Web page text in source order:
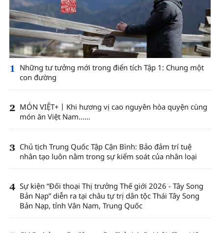
1
Những tư tưởng mới trong điển tích Tập 1: Chung một
con đường
2 MÓN VIỆT+丨Khi hương vị cao nguyên hòa quyện cùng
món ăn Việt Nam……
3 Chủ tịch Trung Quốc Tập Cận Bình: Bảo đảm trí tuệ
nhân tạo luôn nằm trong sự kiểm soát của nhân loại
4 Sự kiện “Đối thoại Thị trưởng Thế giới 2026 - Tây Song
Bản Nạp” diễn ra tại châu tự trị dân tộc Thái Tây Song
Bản Nạp, tỉnh Vân Nam, Trung Quốc